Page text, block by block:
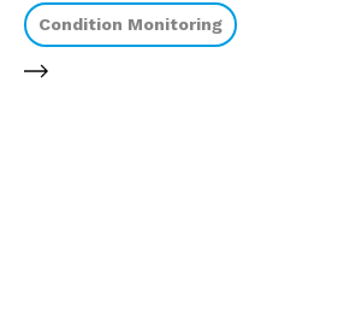
Condition Monitoring